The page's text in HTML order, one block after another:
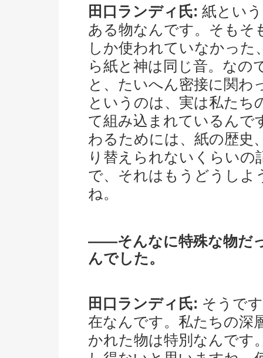
田口ランディ氏: 紙とい
ある物なんです。そもそ
しか使われていなかった
ら紙と神は同じ音。なの
と、たいへん密接に関わ
というのは、実は私たち
て組み込まれているんで
わるためには、紙の歴史
り替えられないくらいの
で、それはもうどうしよ
ね。
――そんなに特殊な物だ
んでした。
田口ランディ氏: そうで
在なんです。私たちの深
かれた物は特別なんです